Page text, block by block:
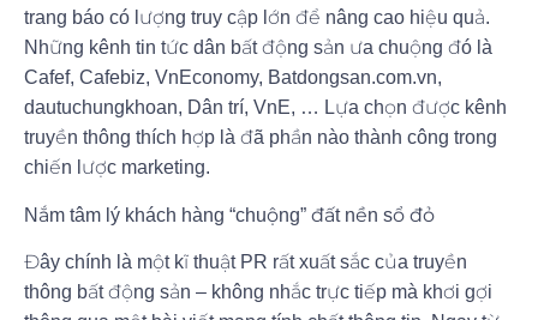
trang báo có lượng truy cập lớn để nâng cao hiệu quả.
Những kênh tin tức dân bất động sản ưa chuộng đó là
Cafef, Cafebiz, VnEconomy, Batdongsan.com.vn,
dautuchungkhoan, Dân trí, VnE, … Lựa chọn được kênh
truyền thông thích hợp là đã phần nào thành công trong
chiến lược marketing.
Nắm tâm lý khách hàng “chuộng” đất nền sổ đỏ
Đây chính là một kĩ thuật PR rất xuất sắc của truyền
thông bất động sản – không nhắc trực tiếp mà khơi gợi